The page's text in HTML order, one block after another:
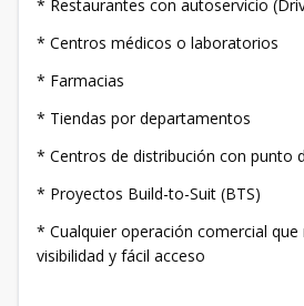
* Restaurantes con autoservicio
* Centros médicos o laboratorios
* Farmacias
* Tiendas por departamentos
* Centros de distribución con punto
* Proyectos Build-to-Suit (BTS)
* Cualquier operación comercial que
visibilidad y fácil acceso